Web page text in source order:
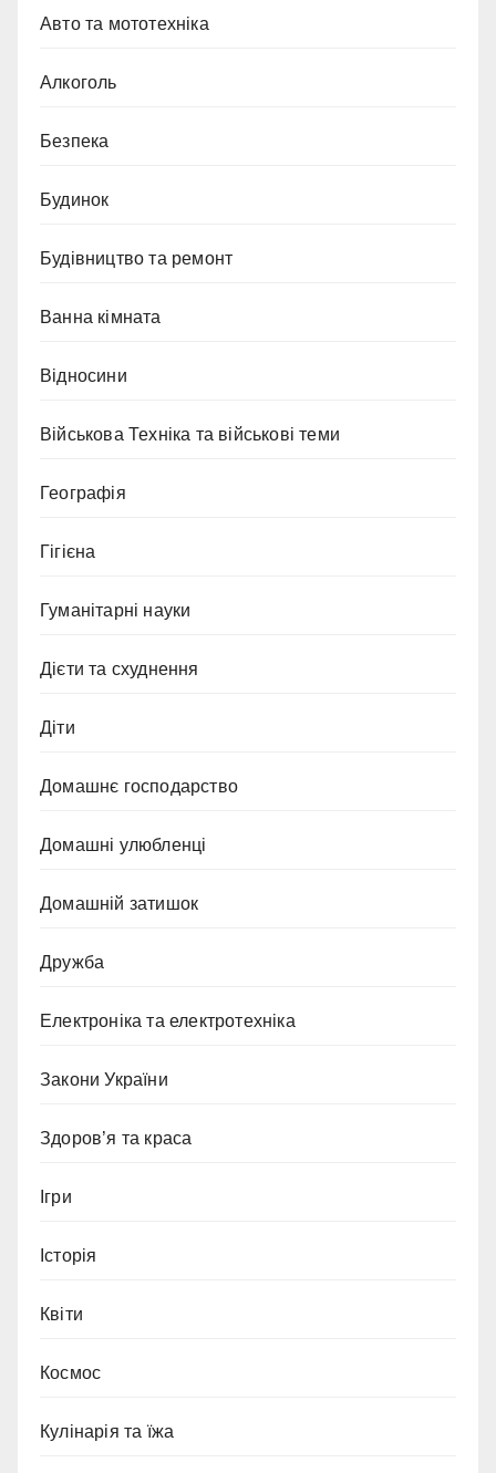
Авто та мототехніка
Алкоголь
Безпека
Будинок
Будівництво та ремонт
Ванна кімната
Відносини
Військова Техніка та військові теми
Географія
Гігієна
Гуманітарні науки
Дієти та схуднення
Діти
Домашнє господарство
Домашні улюбленці
Домашній затишок
Дружба
Електроніка та електротехніка
Закони України
Здоров’я та краса
Ігри
Історія
Квіти
Космос
Кулінарія та їжа